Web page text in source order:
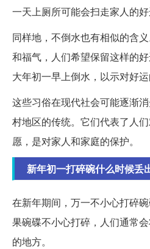
一天上厕所可能会扫走家人的好
同样地，不倒水也有相似的含
和福气，人们希望保留这样的
大年初一早上倒水，以示对好运
这些习俗在现代社会可能逐渐
村地区的传统。它们代表了人
愿，是对家人和家庭的保护。
新年初一打碎碗什么时候丢
在新年期间，万一不小心打碎
果碗碟不小心打碎，人们通常
的地方。